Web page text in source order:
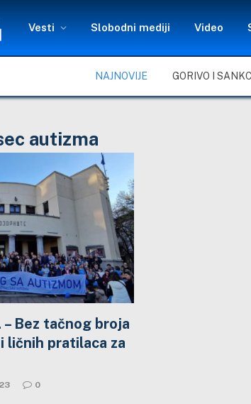
Vesti Slobodni mediji Video
NAJNOVIJE
autizma
Bez tačnog broja
ličnih pratilaca za
0